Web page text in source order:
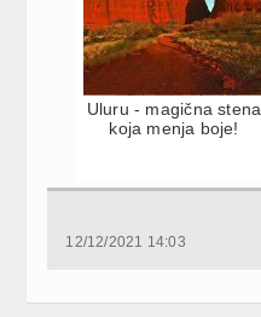
Uluru - magična stena
koja menja boje!
12/12/2021 14:03